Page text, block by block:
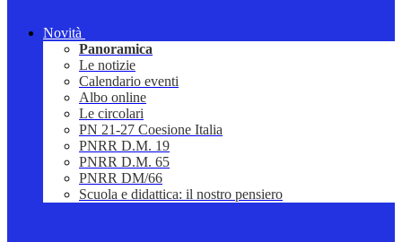
Novità
Panoramica
Le notizie
Calendario eventi
Albo online
Le circolari
PN 21-27 Coesione Italia
PNRR D.M. 19
PNRR D.M. 65
PNRR DM/66
Scuola e didattica: il nostro pensiero